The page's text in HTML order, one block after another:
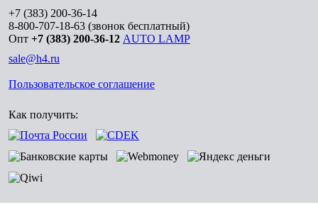
+7 (383) 200-36-14
8-800-707-18-63 (звонок бесплатный)
Опт +7 (383) 200-36-12 AUTO LAMP
sale@h4.ru
Пользовательское соглашение
Как получить: